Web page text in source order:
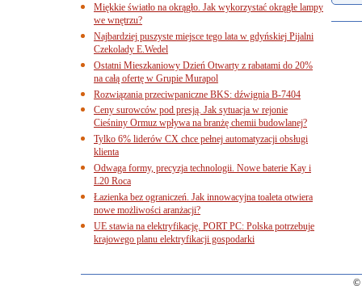
Miękkie światło na okrągło. Jak wykorzystać okrągłe lampy
we wnętrzu?
Najbardziej puszyste miejsce tego lata w gdyńskiej Pijalni
Czekolady E.Wedel
Ostatni Mieszkaniowy Dzień Otwarty z rabatami do 20%
na całą ofertę w Grupie Murapol
Rozwiązania przeciwpaniczne BKS: dźwignia B-7404
Ceny surowców pod presją. Jak sytuacja w rejonie
Cieśniny Ormuz wpływa na branżę chemii budowlanej?
Tylko 6% liderów CX chce pełnej automatyzacji obsługi
klienta
Odwaga formy, precyzja technologii. Nowe baterie Kay i
L20 Roca
Łazienka bez ograniczeń. Jak innowacyjna toaleta otwiera
nowe możliwości aranżacji?
UE stawia na elektryfikację. PORT PC: Polska potrzebuje
krajowego planu elektryfikacji gospodarki
©